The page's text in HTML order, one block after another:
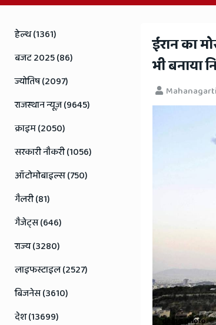
Hindi
News,
Hindi
Samachar,
Jaipur
Rajasthan
News
​ईरान का
भी बनाया
हेल्थ (1361)
बजट 2025 (86)
ज्योतिष (2097)
राजस्थान न्यूज़ (9645)
क्राइम (2050)
सरकारी नौकरी (1056)
ऑटोमोबाइल्स (750)
गैलरी (81)
गैजेट्स (646)
राज्य (3280)
लाइफस्टाइल (2527)
बिजनेस (3610)
देश (13699)